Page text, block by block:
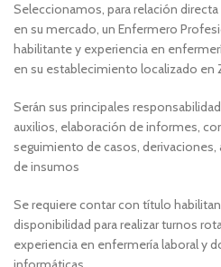
Seleccionamos, para relación
en su mercado, un Enfermero
habilitante y experiencia en
en su establecimiento localizado en
Serán sus principales
auxilios, elaboración de informes,
seguimiento de casos,
de insumos
Se requiere contar con título
disponibilidad para realizar turnos
experiencia en enfermería laboral y